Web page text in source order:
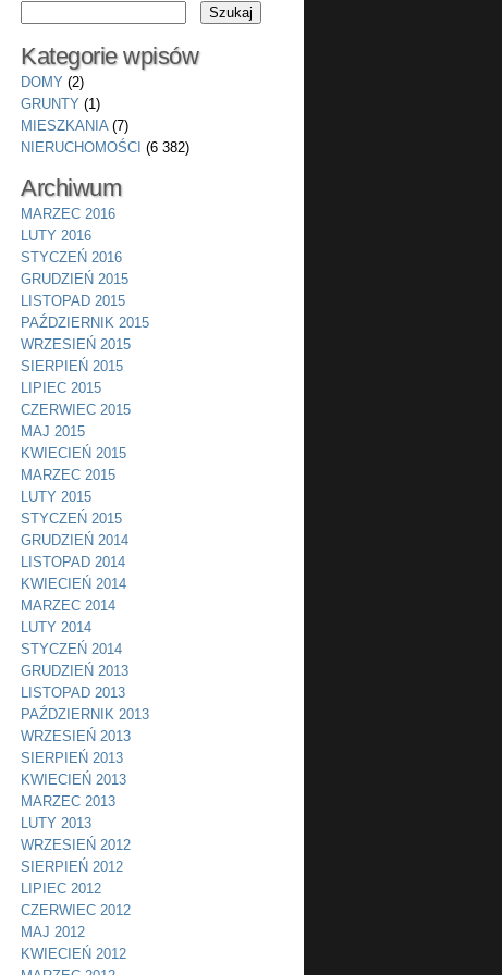
Kategorie wpisów
DOMY (2)
GRUNTY (1)
MIESZKANIA(7)
NIERUCHOMOŚCI (6 382)
Archiwum
MARZEC 2016
LUTY 2016
STYCZEŃ 2016
GRUDZIEŃ 2015
LISTOPAD 2015
PAŹDZIERNIK 2015
WRZESIEŃ 2015
SIERPIEŃ 2015
LIPIEC 2015
CZERWIEC 2015
MAJ 2015
KWIECIEŃ 2015
MARZEC 2015
LUTY 2015
STYCZEŃ 2015
GRUDZIEŃ 2014
LISTOPAD 2014
KWIECIEŃ 2014
MARZEC 2014
LUTY 2014
STYCZEŃ 2014
GRUDZIEŃ 2013
LISTOPAD 2013
PAŹDZIERNIK 2013
WRZESIEŃ 2013
SIERPIEŃ 2013
KWIECIEŃ 2013
MARZEC 2013
LUTY 2013
WRZESIEŃ 2012
SIERPIEŃ 2012
LIPIEC 2012
CZERWIEC 2012
MAJ 2012
KWIECIEŃ 2012